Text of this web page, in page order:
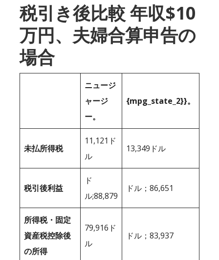
税引き後比較 年収$10
万円、夫婦合算申告の
場合
ニュージ
ャージ
ー。
{mpg_state_2}}。
未払所得税
11,121ド
ル
13,349ドル
税引後利益
ド
ル;88,879
ドル；86,651
所得税・固定
資産税控除後
の所得
79,916ド
ル
ドル；83,937